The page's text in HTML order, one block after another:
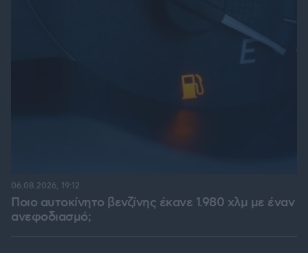
Ποιο αυτοκίνητο βενζίνης έκανε 1.980 χλμ με έναν
ανεφοδιασμό;
06.08.2026, 19:12